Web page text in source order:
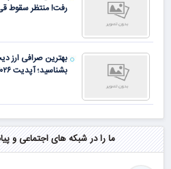
رفت! منتظر سقوط
بهترین صرافی ارز
بشناسید؛ آپدیت ۲۰۲۶
ما را در شبکه های اجتماعی و